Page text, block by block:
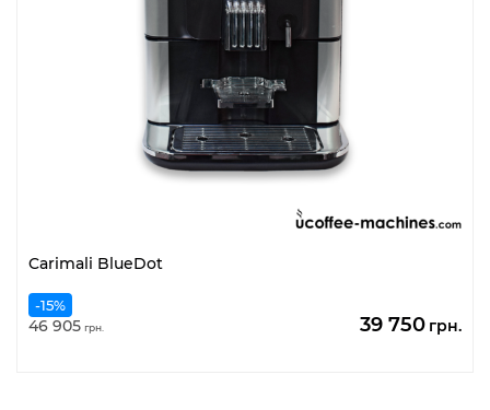
Carimali BlueDot
-15%
46 905 грн. 39 750 грн.